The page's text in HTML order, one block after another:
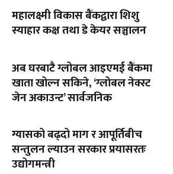
महालक्ष्मी विकास बैंकद्वारा शिशु
स्याहार कक्ष तथा डे केयर सञ्चालन
अब घरबाटै ग्लोबल आइएमई बैंकमा
खाता खोल्न सकिने, ‘ग्लोबल नेक्स्ट
जेन अकाउन्ट’ सार्वजनिक
ग्यासको बढ्दो माग र आपूर्तिबीच
सन्तुलन ल्याउन सरकार प्रयासरतः
उद्योगमन्त्री